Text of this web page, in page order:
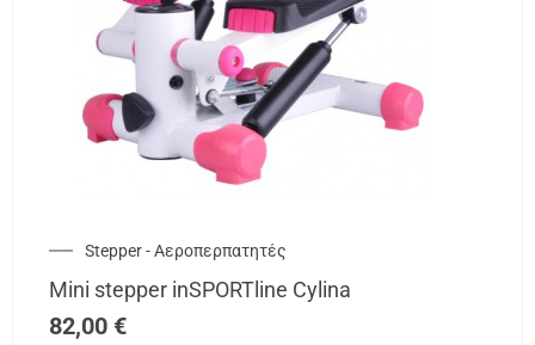
Stepper - Αεροπερπατητές
Mini stepper inSPORTline Cylina
82,00 €